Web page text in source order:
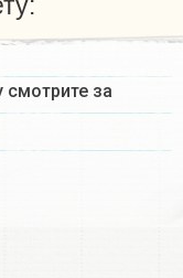
смотрите за